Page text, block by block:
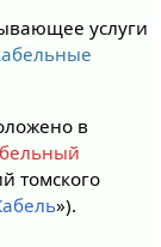
услуги
в
томского
»).